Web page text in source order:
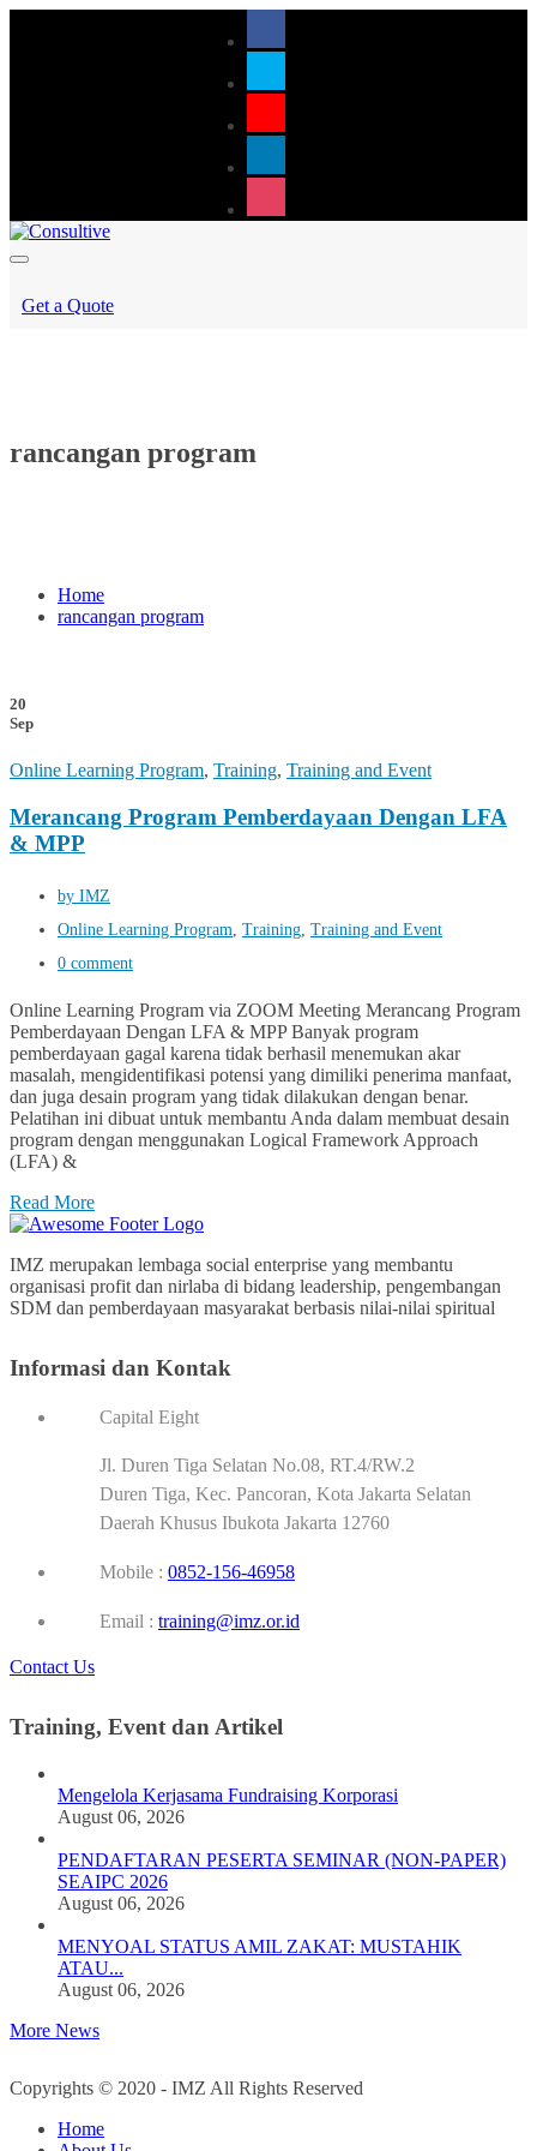
Get a Quote
rancangan program
Home
rancangan program
20
Sep
Online Learning Program, Training, Training and Event
Merancang Program Pemberdayaan Dengan LFA
& MPP
by IMZ
Online Learning Program Training Training and Event
0 comment
Online Learning Program via ZOOM Meeting Merancang Program
Pemberdayaan Dengan LFA & MPP Banyak program
pemberdayaan gagal karena tidak berhasil menemukan akar
masalah, mengidentifikasi potensi yang dimiliki penerima manfaat,
dan juga desain program yang tidak dilakukan dengan benar.
Pelatihan ini dibuat untuk membantu Anda dalam membuat desain
program dengan menggunakan Logical Framework Approach
(LFA) &
Read More
IMZ merupakan lembaga social enterprise yang membantu
organisasi profit dan nirlaba di bidang leadership, pengembangan
SDM dan pemberdayaan masyarakat berbasis nilai-nilai spiritual
Informasi dan Kontak
Capital Eight
Jl. Duren Tiga Selatan No.08, RT.4/RW.2
Duren Tiga, Kec. Pancoran, Kota Jakarta Selatan
Daerah Khusus Ibukota Jakarta 12760
Mobile : 0852-156-46958
Email : training@imz.or.id
Contact Us
Training, Event dan Artikel
Mengelola Kerjasama Fundraising Korporasi
August 06, 2026
PENDAFTARAN PESERTA SEMINAR (NON-PAPER)
SEAIPC 2026
August 06, 2026
MENYOAL STATUS AMIL ZAKAT: MUSTAHIK
ATAU...
August 06, 2026
More News
Copyrights © 2020 - IMZ All Rights Reserved
Home